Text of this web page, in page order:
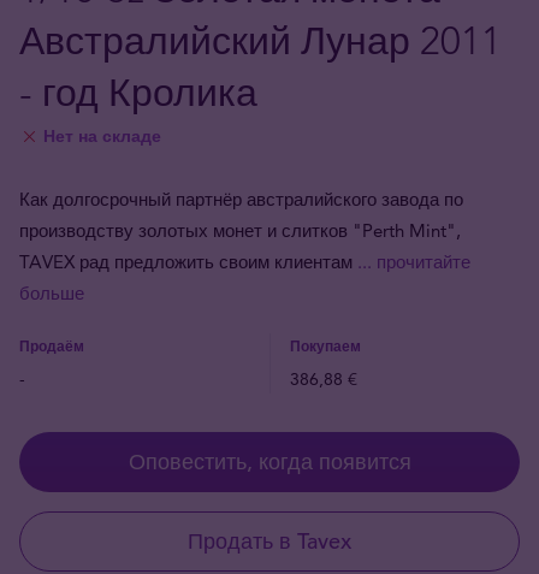
Австралийский Лунар 2011
- год Кролика
Нет на складе
Как долгосрочный партнёр австралийского завода по
производству золотых монет и слитков "Perth Mint",
TAVEX рад предложить своим клиентам ... прочитайте
больше
Продаём Покупаем
- 386,88 €
Оповестить, когда появится
Продать в Tavex